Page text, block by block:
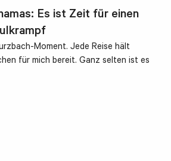
Es ist Zeit für einen
Moment. Jede Reise hält
für mich bereit. Ganz selten ist es